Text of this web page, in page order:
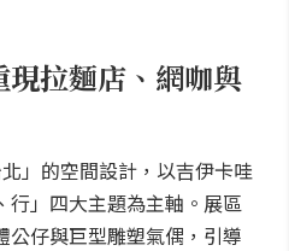
拉麵店、網咖與
」的空間設計，以吉伊卡哇
行」四大主題為主軸。展區
公仔與巨型雕塑氣偶，引導